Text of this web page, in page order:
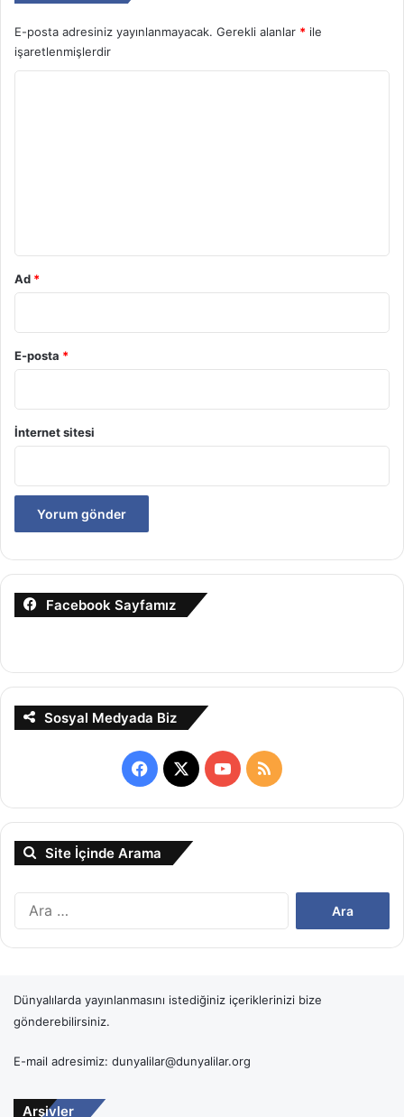
E-posta adresiniz yayınlanmayacak. Gerekli alanlar * ile
işaretlenmişlerdir
Ad *
E-posta *
İnternet sitesi
Facebook Sayfamız
Sosyal Medyada Biz
Facebook
X YouTube
RSS
Site İçinde Arama
Dünyalılarda yayınlanmasını istediğiniz içeriklerinizi bize
gönderebilirsiniz.
E-mail adresimiz: dunyalilar@dunyalilar.org
Arşivler Arşivler